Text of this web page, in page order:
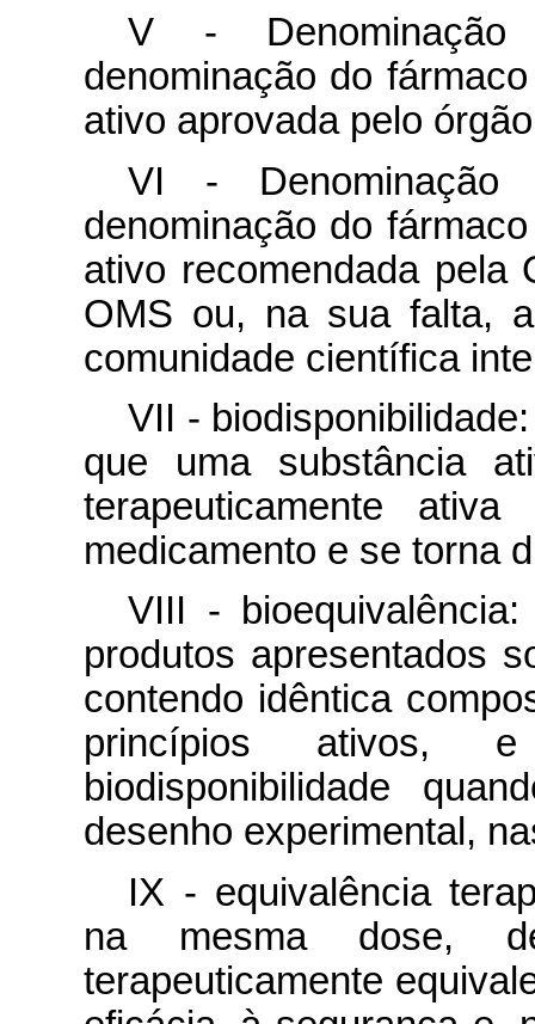
V -
denominação do
ativo aprovada pelo
VI - Denominação
denominação do
ativo recomendada pela
OMS ou, na sua falta,
comunidade científica
VII -
que uma substância
terapeuticamente
medicamento e se torna
VIII -
produtos apresentados
contendo idêntica
princípios ativos,
biodisponibilidade
desenho experimental,
IX - equivalência
na mesma dose, de
terapeuticamente